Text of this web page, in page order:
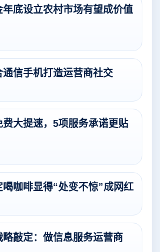
底设立农村市场有望成价值
信手机打造运营商社交
大提速，5项服务承诺更贴
咖啡显得“处变不惊”成网红
敲定：做信息服务运营商